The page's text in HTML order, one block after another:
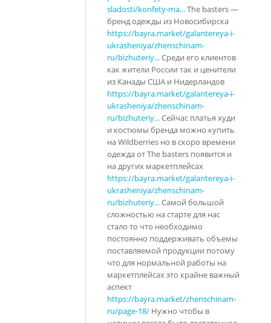
sladosti/konfety-ma...The basters —
бренд одежды из Новосибирска
https://bayra.market/galantereya-i-
ukrasheniya/zhenschinam-
ru/bizhuteriy...Среди его клиентов
как жители России так и ценители
из Канады США и Нидерландов
https://bayra.market/galantereya-i-
ukrasheniya/zhenschinam-
ru/bizhuteriy...Сейчас платья худи
и костюмы бренда можно купить
на Wildberries но в скоро времени
одежда от The basters появится и
на других маркетплейсах
https://bayra.market/galantereya-i-
ukrasheniya/zhenschinam-
ru/bizhuteriy...Самой большой
сложностью на старте для нас
стало то что необходимо
постоянно поддерживать объемы
поставляемой продукции потому
что для нормальной работы на
маркетплейсах это крайне важный
аспект
https://bayra.market/zhenschinam-
ru/page-18/ Нужно чтобы в